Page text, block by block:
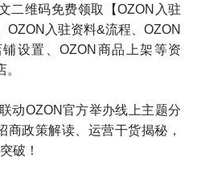
二维码免费领取【OZON入驻
OZON入驻资料&流程、OZON
设置、OZON商品上架等资
动OZON官方举办线上主题分
政策解读、运营干货揭秘，
破！